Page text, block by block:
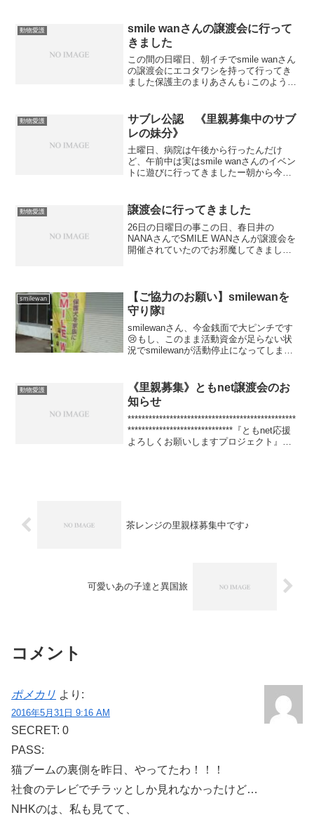
応和からし買ってるんだけどこれは正解
なのかしら❓❓さてさて、...
動物愛護
smile wanさんの譲渡会に行って
きました
この間の日曜日、朝イチでsmile wanさん
の譲渡会にエコタワシを持って行ってき
ました保護主のまりあさんも↓このように
てもらっちゃいましたとっても元気な子
も居れば、大...
動物愛護
サブレ公認 《里親募集中のサブ
レの妹分》
土曜日、病院は午後から行ったんだけ
ど、午前中は実はsmile wanさんのイベン
トに遊びに行ってきましたー朝から今に
途中から本気のダダ降り～～～イベント
中止になっちゃう...
動物愛護 譲渡会に行ってきました
26日の日曜日の事この日、春日井の
NANAさんでSMILE WANさんが譲渡会を
開催されていたのでお邪魔してきました
もちゃん...
smilewan
【ご協力のお願い】smilewanを
守り隊❕
smilewanさん、今金銭面で大ピンチです
😢もし、このまま活動資金が足らない状
況でsmilewanが活動停止になってしまう
か・・・どうか、保護っ子達の為にお力
添えをお願い...
動物愛護
《里親募集》ともnet譲渡会のお
知らせ
************************************************
******************************『ともnet応援
よろしくお願いしますプロジェクト』と
茶レンジの里親様募集中です♪
可愛いあの子達と異国旅
コメント
ポメカリ より:
2016年5月31日 9:16 AM
SECRET: 0
PASS:
猫ブームの裏側を昨日、やってたわ！！！
社食のテレビでチラッとしか見れなかったけど…
NHKのは、私も見てて、